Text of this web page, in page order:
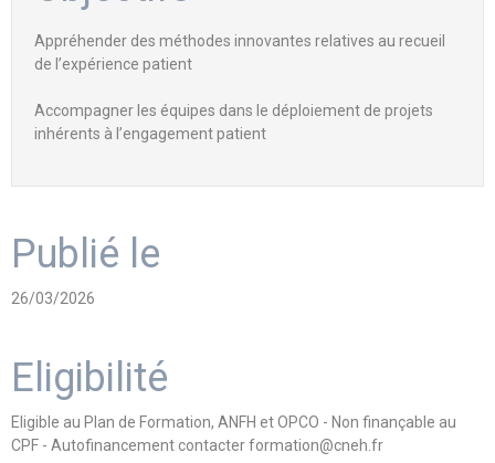
Appréhender des méthodes innovantes relatives au recueil
de l’expérience patient
Accompagner les équipes dans le déploiement de projets
inhérents à l’engagement patient
Publié le
26/03/2026
Eligibilité
Eligible au Plan de Formation, ANFH et OPCO - Non finançable au
CPF - Autofinancement contacter formation@cneh.fr